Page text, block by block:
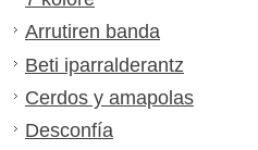
Arrutiren banda
Beti iparralderantz
Cerdos y amapolas
Desconfía